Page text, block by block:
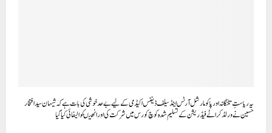
یہ ریاستِ تلنگانہ اور پاکو مارشل آرٹس اینڈ سیلف ڈیفنس اکیڈمی کے لیے بے حد خوشی کی بات ہے کہ شیہان سید افتخار
حسین نے ورلڈ کراٹے فیڈریشن کے تسلیم شدہ کوچ کورس میں شرکت کی اور انھیںکوالیفائی کیاگیا